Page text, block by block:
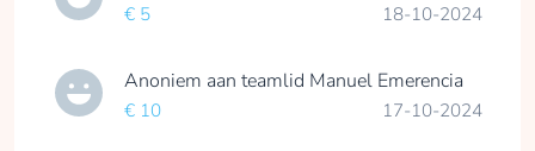
€ 5 18-10-2024
Anoniem aan teamlid Manuel Emerencia
€ 10 17-10-2024